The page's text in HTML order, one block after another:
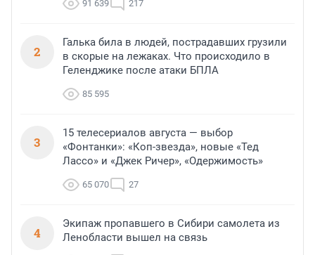
91 639 217
2
Галька била в людей, пострадавших грузили
в скорые на лежаках. Что происходило в
Геленджике после атаки БПЛА
85 595
3
15 телесериалов августа — выбор
«Фонтанки»: «Коп-звезда», новые «Тед
Лассо» и «Джек Ричер», «Одержимость»
65 070 27
4
Экипаж пропавшего в Сибири самолета из
Ленобласти вышел на связь